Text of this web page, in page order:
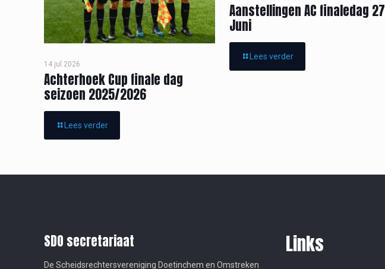
14 jul 2026
Achterhoek Cup finale dag
seizoen 2025/2026
Lees verder
Aanstellingen AC finaledag 27
Juni
Lees verder
SDO secretariaat
De Scheidsrechtersvereniging Doetinchem en Omstreken
Links